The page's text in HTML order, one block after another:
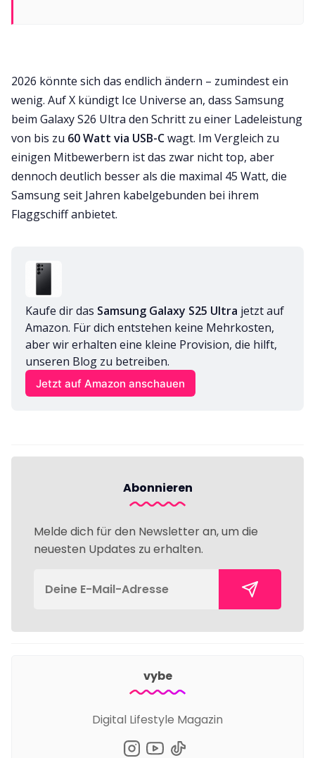
2026 könnte sich das endlich ändern – zumindest ein
wenig. Auf X kündigt Ice Universe an, dass Samsung
beim Galaxy S26 Ultra den Schritt zu einer Ladeleistung
von bis zu 60 Watt via USB-Cwagt. Im Vergleich zu
einigen Mitbewerbern ist das zwar nicht top, aber
dennoch deutlich besser als die maximal 45 Watt, die
Samsung seit Jahren kabelgebunden bei ihrem
Flaggschiff anbietet.
Kaufe dir das Samsung Galaxy S25 Ultra jetzt auf
Amazon. Für dich entstehen keine Mehrkosten,
aber wir erhalten eine kleine Provision, die hilft,
unseren Blog zu betreiben.
Jetzt auf Amazon anschauen
Abonnieren
Melde dich für den Newsletter an, um die
neuesten Updates zu erhalten.
vybe
Digital Lifestyle Magazin